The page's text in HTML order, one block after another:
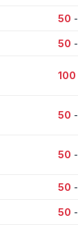
50 -
50 -
100
50 -
50 -
50 -
50 -